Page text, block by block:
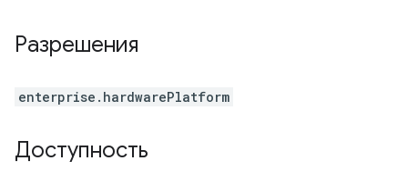
Разрешения
enterprise.hardwarePlatform
Доступность